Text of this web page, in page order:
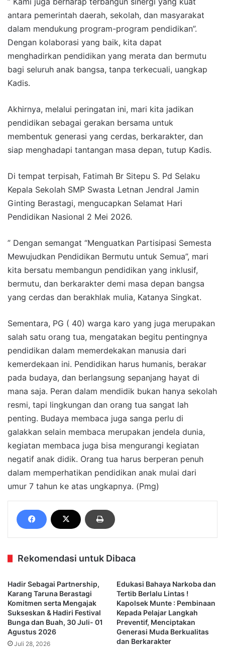
antara pemerintah daerah, sekolah, dan masyarakat
dalam mendukung program-program pendidikan”.
Dengan kolaborasi yang baik, kita dapat
menghadirkan pendidikan yang merata dan bermutu
bagi seluruh anak bangsa, tanpa terkecuali, uangkap
Kadis.
Akhirnya, melalui peringatan ini, mari kita jadikan
pendidikan sebagai gerakan bersama untuk
membentuk generasi yang cerdas, berkarakter, dan
siap menghadapi tantangan masa depan, tutup Kadis.
Di tempat terpisah, Fatimah Br Sitepu S. Pd Selaku
Kepala Sekolah SMP Swasta Letnan Jendral Jamin
Ginting Berastagi, mengucapkan Selamat Hari
Pendidikan Nasional 2 Mei 2026.
” Dengan semangat “Menguatkan Partisipasi Semesta
Mewujudkan Pendidikan Bermutu untuk Semua”, mari
kita bersatu membangun pendidikan yang inklusif,
bermutu, dan berkarakter demi masa depan bangsa
yang cerdas dan berakhlak mulia, Katanya Singkat.
Sementara, PG ( 40) warga karo yang juga merupakan
salah satu orang tua, mengatakan begitu pentingnya
pendidikan dalam memerdekakan manusia dari
kemerdekaan ini. Pendidikan harus humanis, berakar
pada budaya, dan berlangsung sepanjang hayat di
mana saja. Peran dalam mendidik bukan hanya sekolah
resmi, tapi lingkungan dan orang tua sangat lah
penting. Budaya membaca juga sanga perlu di
galakkan selain membaca merupakan jendela dunia,
kegiatan membaca juga bisa mengurangi kegiatan
negatif anak didik. Orang tua harus berperan penuh
dalam memperhatikan pendidikan anak mulai dari
umur 7 tahun ke atas ungkapnya. (Pmg)
Rekomendasi untuk Dibaca
Hadir Sebagai Partnership,
Karang Taruna Berastagi
Komitmen serta Mengajak
Sukseskan & Hadiri Festival
Bunga dan Buah, 30 Juli- 01
Agustus 2026
Juli 28, 2026
Edukasi Bahaya Narkoba dan
Tertib Berlalu Lintas !
Kapolsek Munte : Pembinaan
Kepada Pelajar Langkah
Preventif, Menciptakan
Generasi Muda Berkualitas
dan Berkarakter